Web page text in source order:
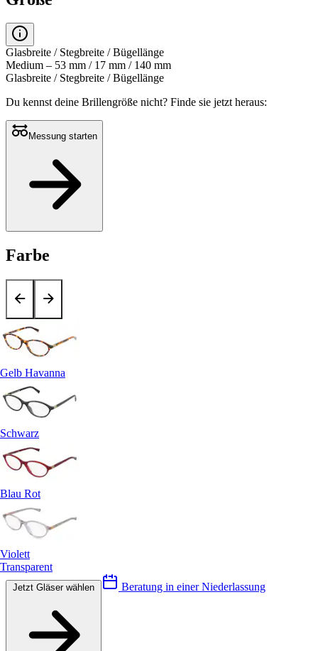
Glasbreite / Stegbreite / Bügellänge
Medium – 53 mm / 17 mm / 140 mm
Glasbreite / Stegbreite / Bügellänge
Du kennst deine Brillengröße nicht? Finde sie jetzt heraus:
Messung starten
Farbe
Gelb Havanna
Schwarz
Blau Rot
Violett
Transparent
Beratung in einer Niederlassung